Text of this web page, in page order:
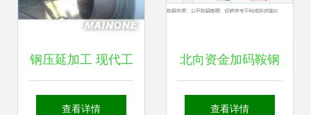
钢压延加工 现代工
业的基石与演进
查看详情
北向资金加码鞍钢
股份 钢压延加工龙
查看详情